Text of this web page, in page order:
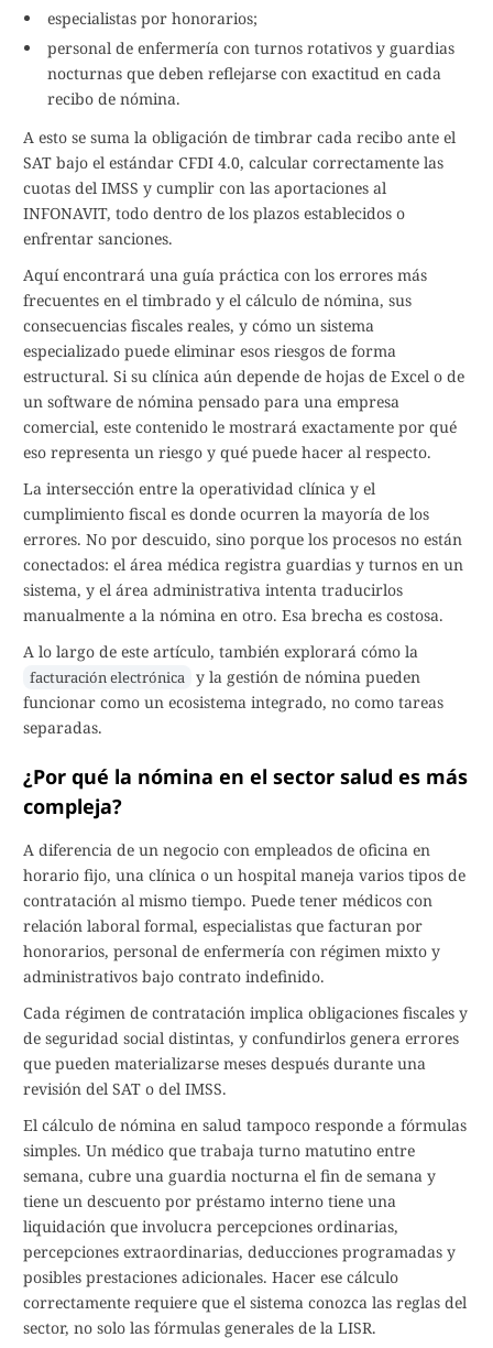
especialistas por honorarios;
personal de enfermería con turnos rotativos y guardias
nocturnas que deben reflejarse con exactitud en cada
recibo de nómina.
A esto se suma la obligación de timbrar cada recibo ante el
SAT bajo el estándar CFDI 4.0, calcular correctamente las
cuotas del IMSS y cumplir con las aportaciones al
INFONAVIT, todo dentro de los plazos establecidos o
enfrentar sanciones.
Aquí encontrará una guía práctica con los errores más
frecuentes en el timbrado y el cálculo de nómina, sus
consecuencias fiscales reales, y cómo un sistema
especializado puede eliminar esos riesgos de forma
estructural. Si su clínica aún depende de hojas de Excel o de
un software de nómina pensado para una empresa
comercial, este contenido le mostrará exactamente por qué
eso representa un riesgo y qué puede hacer al respecto.
La intersección entre la operatividad clínica y el
cumplimiento fiscal es donde ocurren la mayoría de los
errores. No por descuido, sino porque los procesos no están
conectados: el área médica registra guardias y turnos en un
sistema, y el área administrativa intenta traducirlos
manualmente a la nómina en otro. Esa brecha es costosa.
A lo largo de este artículo, también explorará cómo la
facturación electrónica y la gestión de nómina pueden
funcionar como un ecosistema integrado, no como tareas
separadas.
¿Por qué la nómina en el sector salud es más
compleja?
A diferencia de un negocio con empleados de oficina en
horario fijo, una clínica o un hospital maneja varios tipos de
contratación al mismo tiempo. Puede tener médicos con
relación laboral formal, especialistas que facturan por
honorarios, personal de enfermería con régimen mixto y
administrativos bajo contrato indefinido.
Cada régimen de contratación implica obligaciones fiscales y
de seguridad social distintas, y confundirlos genera errores
que pueden materializarse meses después durante una
revisión del SAT o del IMSS.
El cálculo de nómina en salud tampoco responde a fórmulas
simples. Un médico que trabaja turno matutino entre
semana, cubre una guardia nocturna el fin de semana y
tiene un descuento por préstamo interno tiene una
liquidación que involucra percepciones ordinarias,
percepciones extraordinarias, deducciones programadas y
posibles prestaciones adicionales. Hacer ese cálculo
correctamente requiere que el sistema conozca las reglas del
sector, no solo las fórmulas generales de la LISR.